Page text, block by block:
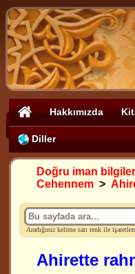
Hakkımızda
Diller
Doğru iman
Cehennem >
Aradığınız kelime sarı renk ile
Ahirette